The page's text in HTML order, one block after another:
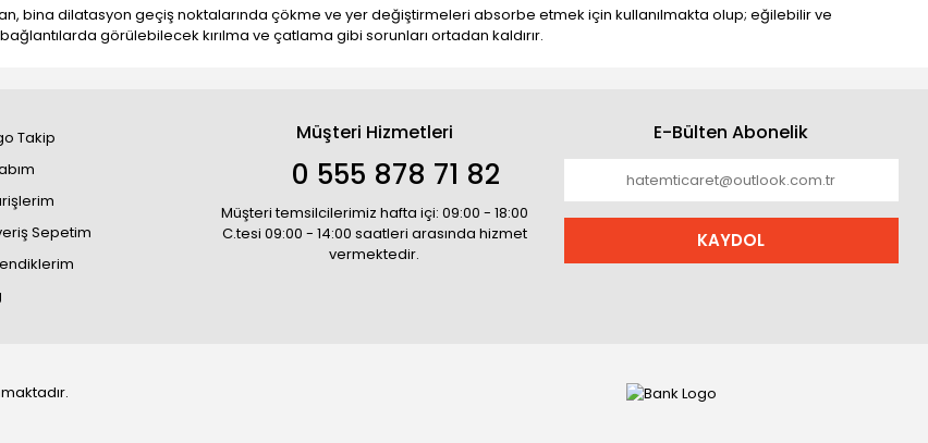
bina dilatasyon geçiş noktalarında çökme ve yer değiştirmeleri absorbe etmek için kullanılmakta olup; eğilebilir ve
görülebilecek kırılma ve çatlama gibi sorunları ortadan kaldırır.
Takip
Sepetim
Müşteri Hizmetleri
0 555 878 71 82
Müşteri temsilcilerimiz hafta içi: 09:00 - 18:00
C.tesi 09:00 - 14:00 saatleri arasında hizmet
vermektedir.
E-Bülten Abonelik
KAYDOL